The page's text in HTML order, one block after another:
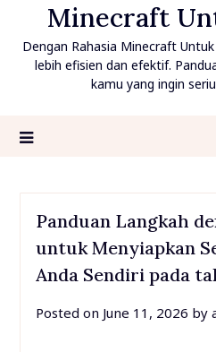
Minecraft
Dengan Rahasia Minecraft
lebih efisien dan efektif.
kamu yang ingin
Panduan Langkah
untuk Menyiapkan
Anda Sendiri pada
Posted on June 11, 2026 by